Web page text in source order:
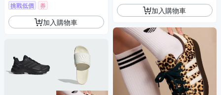
挑戰低價 券
加入購物車
加入購物車